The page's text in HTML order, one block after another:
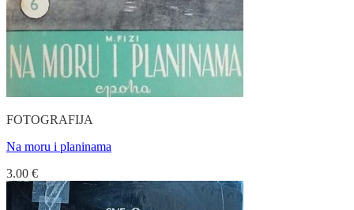
FOTOGRAFIJA
Na moru i planinama
3.00 €